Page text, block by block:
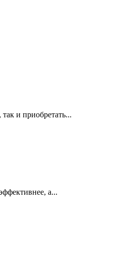
и приобретать...
а...